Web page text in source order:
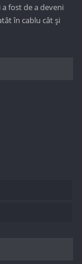
fost de a deveni
în cablu cât și